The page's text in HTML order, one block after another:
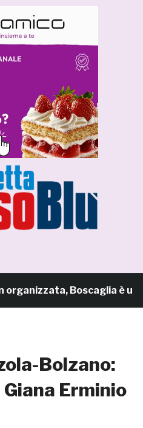
Boscaglia è un
Bolzano:
Erminio